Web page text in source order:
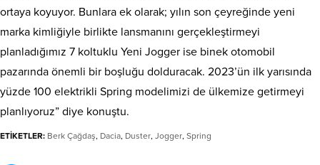
ortaya koyuyor. Bunlara ek olarak; yılın son çeyreğinde yeni
marka kimliğiyle birlikte lansmanını gerçekleştirmeyi
planladığımız 7 koltuklu Yeni Jogger ise binek otomobil
pazarında önemli bir boşluğu dolduracak. 2023’ün ilk yarısında
yüzde 100 elektrikli Spring modelimizi de ülkemize getirmeyi
planlıyoruz” diye konuştu.
ETİKETLER: Berk Çağdaş, Dacia, Duster, Jogger, Spring